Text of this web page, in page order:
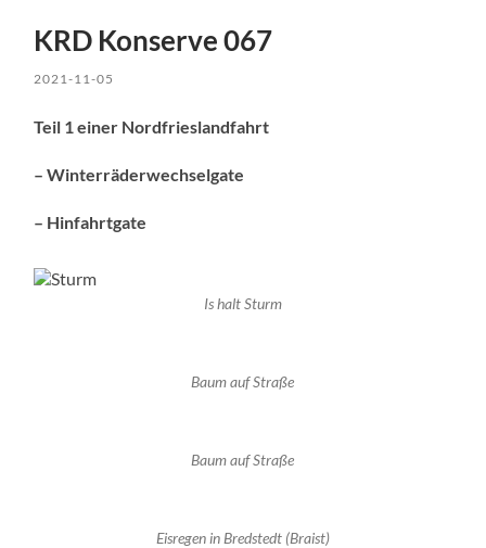
KRD Konserve 067
2021-11-05
Teil 1 einer Nordfrieslandfahrt
– Winterräderwechselgate
– Hinfahrtgate
Is halt Sturm
Baum auf Straße
Baum auf Straße
Eisregen in Bredstedt (Braist)